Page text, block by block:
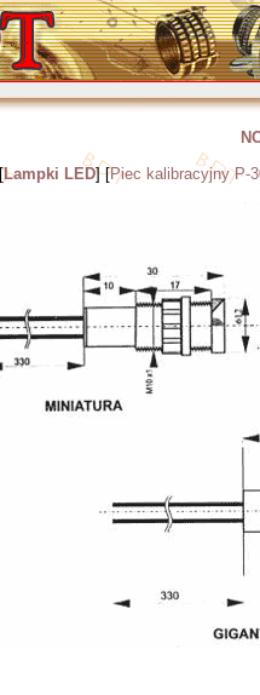
[Lampki LED] [Piec kalibracyjny P-